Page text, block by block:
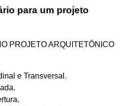
para um projeto
PROJETO ARQUITETÔNICO
e Transversal.